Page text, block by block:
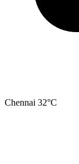
Chennai 32°C